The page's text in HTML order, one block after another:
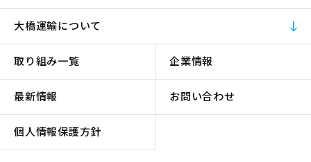
大橋運輸について
取り組み一覧 企業情報
最新情報 お問い合わせ
個人情報保護方針